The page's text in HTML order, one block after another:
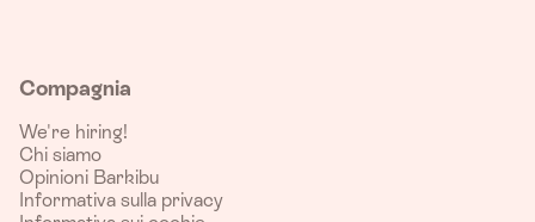
Compagnia
We're hiring!
Chi siamo
Opinioni Barkibu
Informativa sulla privacy